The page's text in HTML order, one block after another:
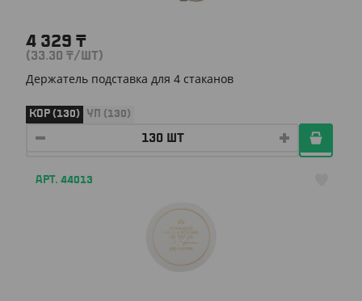
4 329 ₸
(33.30 ₸/ШТ)
Держатель подставка для 4 стаканов
КОР (130) УП (130)
АРТ. 44013